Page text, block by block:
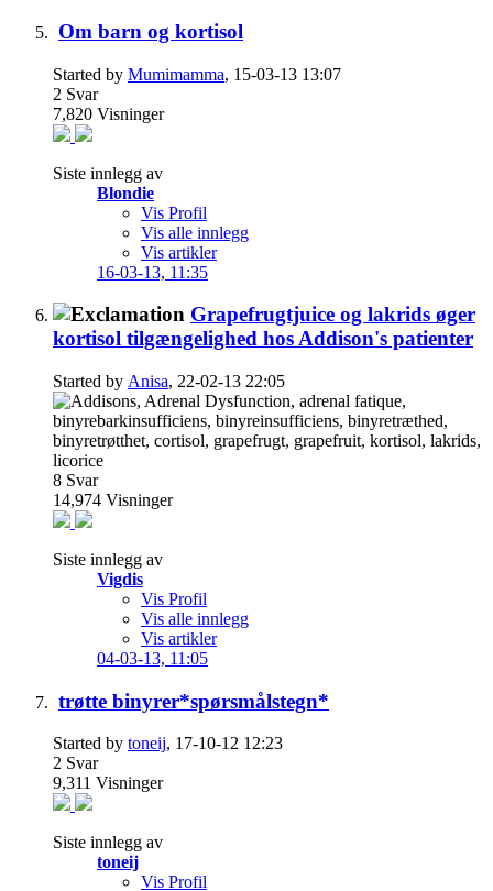
Om barn og kortisol
Started by Mumimamma, 15-03-13 13:07
2 Svar
7,820 Visninger
Siste innlegg av
Blondie
Vis Profil
Vis alle innlegg
Vis artikler
16-03-13, 11:35
Grapefrugtjuice og lakrids øger
kortisol tilgængelighed hos Addison's patienter
Started by Anisa, 22-02-13 22:05
8 Svar
14,974 Visninger
Siste innlegg av
Vigdis
Vis Profil
Vis alle innlegg
Vis artikler
04-03-13, 11:05
trøtte binyrer*spørsmålstegn*
Started by toneij, 17-10-12 12:23
2 Svar
9,311 Visninger
Siste innlegg av
toneij
Vis Profil